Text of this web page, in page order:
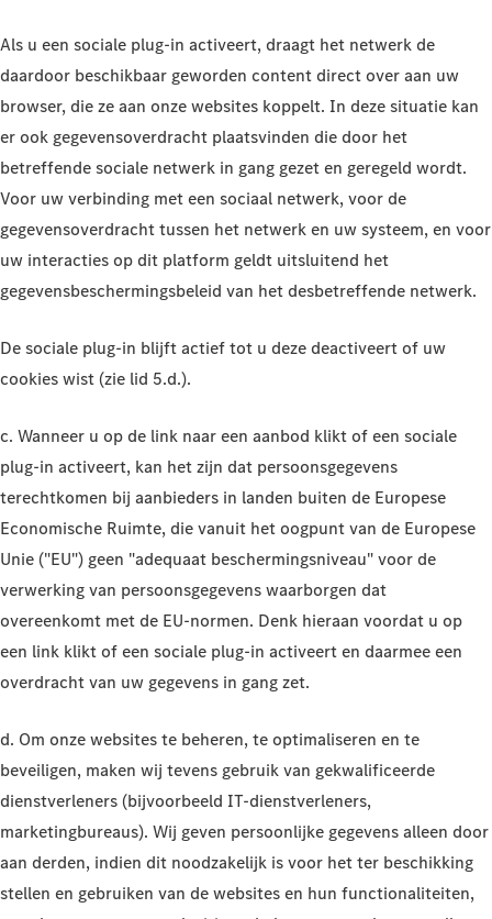
Als u een sociale plug-in activeert, draagt het netwerk de
daardoor beschikbaar geworden content direct over aan uw
browser, die ze aan onze websites koppelt. In deze situatie kan
er ook gegevensoverdracht plaatsvinden die door het
betreffende sociale netwerk in gang gezet en geregeld wordt.
Voor uw verbinding met een sociaal netwerk, voor de
gegevensoverdracht tussen het netwerk en uw systeem, en voor
uw interacties op dit platform geldt uitsluitend het
gegevensbeschermingsbeleid van het desbetreffende netwerk.
De sociale plug-in blijft actief tot u deze deactiveert of uw
cookies wist (zie lid 5.d.).
c. Wanneer u op de link naar een aanbod klikt of een sociale
plug-in activeert, kan het zijn dat persoonsgegevens
terechtkomen bij aanbieders in landen buiten de Europese
Economische Ruimte, die vanuit het oogpunt van de Europese
Unie ("EU") geen "adequaat beschermingsniveau" voor de
verwerking van persoonsgegevens waarborgen dat
overeenkomt met de EU-normen. Denk hieraan voordat u op
een link klikt of een sociale plug-in activeert en daarmee een
overdracht van uw gegevens in gang zet.
d. Om onze websites te beheren, te optimaliseren en te
beveiligen, maken wij tevens gebruik van gekwalificeerde
dienstverleners (bijvoorbeeld IT-dienstverleners,
marketingbureaus). Wij geven persoonlijke gegevens alleen door
aan derden, indien dit noodzakelijk is voor het ter beschikking
stellen en gebruiken van de websites en hun functionaliteiten,